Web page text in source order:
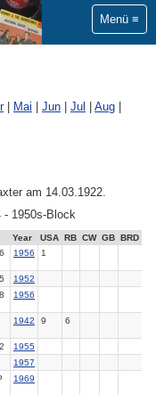
Menü
| Mai Jun Jul Aug
am 14.03.1922.
- 1950s-Block
Year USA RB CW GB
BRD
1956 1
1952
1956
1942 9 6
1955
1957
1969